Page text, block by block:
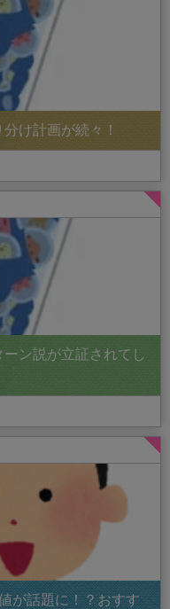
け計画が続々！
ン説が立証されてし
が話題に！？おすす